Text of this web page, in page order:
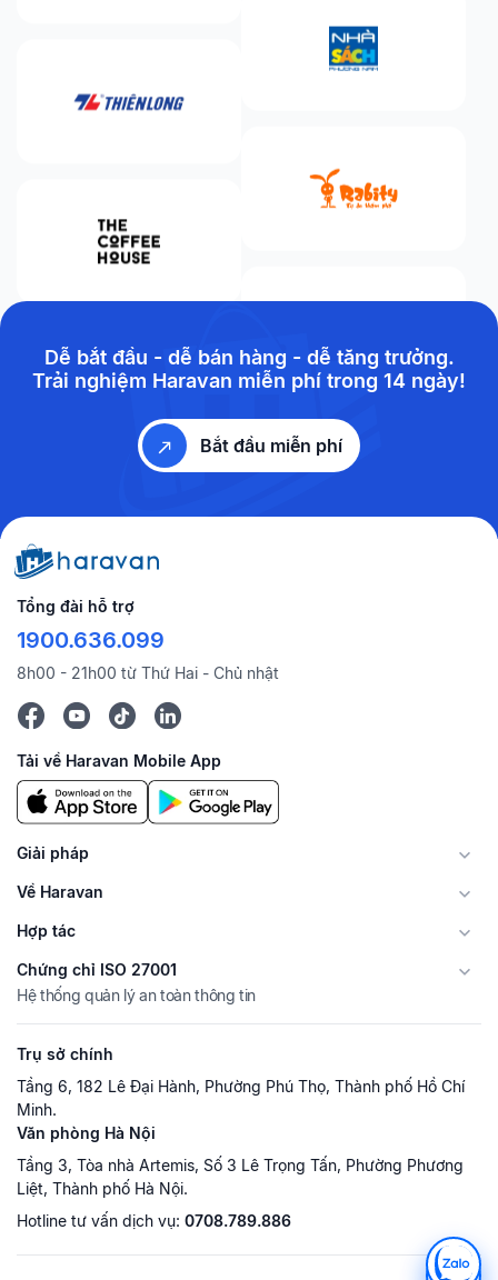
Dễ bắt đầu - dễ bán hàng - dễ tăng trưởng.
Trải nghiệm Haravan miễn phí trong 14 ngày!
Bắt đầu miễn phí
Tổng đài hỗ trợ
1900.636.099
8h00 - 21h00 từ Thứ Hai - Chủ nhật
Tải về Haravan Mobile App
Giải pháp
Về Haravan
Hợp tác
Chứng chỉ ISO 27001
Hệ thống quản lý an toàn thông tin
Trụ sở chính
Tầng 6, 182 Lê Đại Hành, Phường Phú Thọ, Thành phố Hồ Chí
Minh.
Văn phòng Hà Nội
Tầng 3, Tòa nhà Artemis, Số 3 Lê Trọng Tấn, Phường Phương
Liệt, Thành phố Hà Nội.
Hotline tư vấn dịch vụ: 0708.789.886